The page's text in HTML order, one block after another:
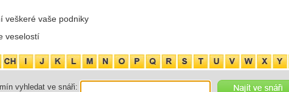
veškeré vaše podniky
veselostí
vyhledat ve snáři: